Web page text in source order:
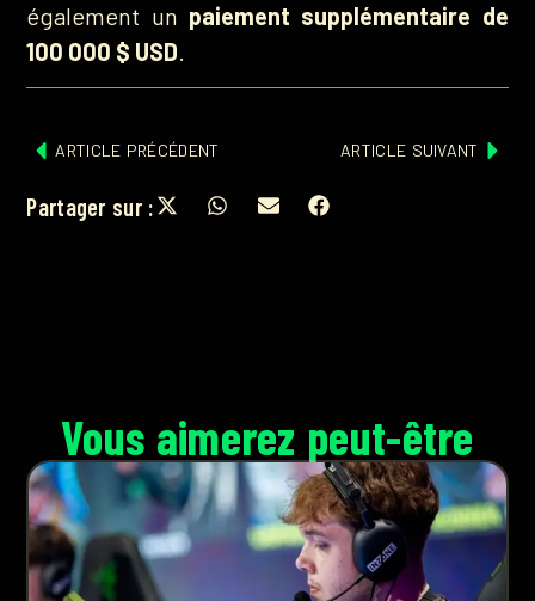
également un paiement supplémentaire de
100 000 $ USD.
ARTICLE PRÉCÉDENT ARTICLE SUIVANT
Partager sur :
Vous aimerez peut-être